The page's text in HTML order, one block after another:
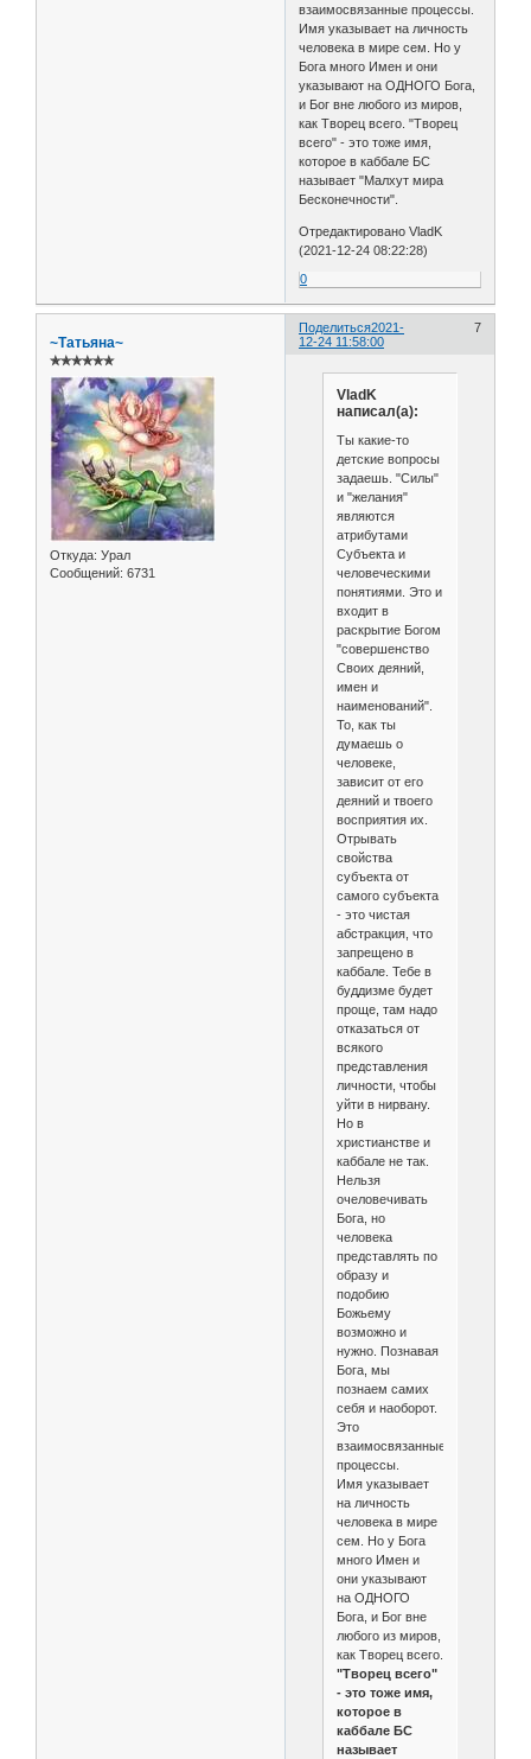
взаимосвязанные процессы.
Имя указывает на личность
человека в мире сем. Но у
Бога много Имен и они
указывают на ОДНОГО Бога,
и Бог вне любого из миров,
как Творец всего. "Творец
всего" - это тоже имя,
которое в каббале БС
называет "Малхут мира
Бесконечности".
Отредактировано VladK
(2021-12-24 08:22:28)
0
Поделиться 7
2021-
12-24 11:58:00
~Татьяна~
✯✯✯✯✯✯
Откуда: Урал
Сообщений: 6731
VladK
написал(а):
Ты какие-то
детские вопросы
задаешь. "Силы"
и "желания"
являются
атрибутами
Субъекта и
человеческими
понятиями. Это и
входит в
раскрытие Богом
"совершенство
Своих деяний,
имен и
наименований".
То, как ты
думаешь о
человеке,
зависит от его
деяний и твоего
восприятия их.
Отрывать
свойства
субъекта от
самого субъекта
- это чистая
абстракция, что
запрещено в
каббале. Тебе в
буддизме будет
проще, там надо
отказаться от
всякого
представления
личности, чтобы
уйти в нирвану.
Но в
христианстве и
каббале не так.
Нельзя
очеловечивать
Бога, но
человека
представлять по
образу и
подобию
Божьему
возможно и
нужно. Познавая
Бога, мы
познаем самих
себя и наоборот.
Это
взаимосвязанные
процессы.
Имя указывает
на личность
человека в мире
сем. Но у Бога
много Имен и
они указывают
на ОДНОГО
Бога, и Бог вне
любого из миров,
как Творец всего.
"Творец всего"
- это тоже имя,
которое в
каббале БС
называет